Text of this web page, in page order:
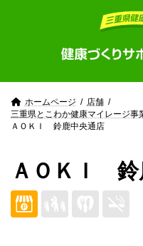
ホームページ
店舗
三重県とこわか健康マイレージ事
ＡＯＫＩ 鈴鹿中央通店
ＡＯＫＩ 鈴